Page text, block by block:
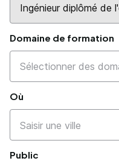
Domaine de formation
Où
Public